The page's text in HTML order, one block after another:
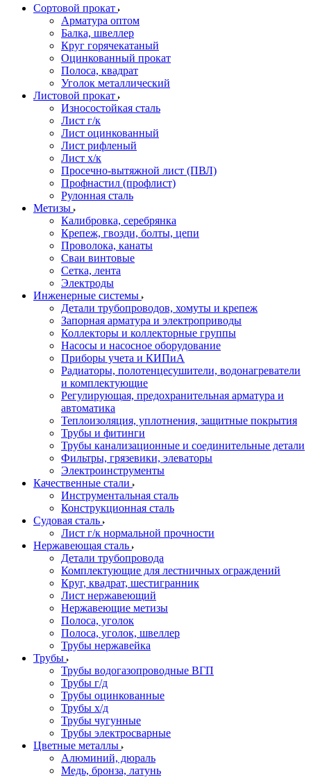
Сортовой прокат
Арматура оптом
Балка, швеллер
Круг горячекатаный
Оцинкованный прокат
Полоса, квадрат
Уголок металлический
Листовой прокат
Износостойкая сталь
Лист г/к
Лист оцинкованный
Лист рифленый
Лист х/к
Просечно-вытяжной лист (ПВЛ)
Профнастил (профлист)
Рулонная сталь
Метизы
Калибровка, серебрянка
Крепеж, гвозди, болты, цепи
Проволока, канаты
Сваи винтовые
Сетка, лента
Электроды
Инженерные системы
Детали трубопроводов, хомуты и крепеж
Запорная арматура и электроприводы
Коллекторы и коллекторные группы
Насосы и насосное оборудование
Приборы учета и КИПиА
Радиаторы, полотенцесушители, водонагреватели
и комплектующие
Регулирующая, предохранительная арматура и
автоматика
Теплоизоляция, уплотнения, защитные покрытия
Трубы и фитинги
Трубы канализационные и соединительные детали
Фильтры, грязевики, элеваторы
Электроинструменты
Качественные стали
Инструментальная сталь
Конструкционная сталь
Судовая сталь
Лист г/к нормальной прочности
Нержавеющая сталь
Детали трубопровода
Комплектующие для лестничных ограждений
Круг, квадрат, шестигранник
Лист нержавеющий
Нержавеющие метизы
Полоса, уголок
Полоса, уголок, швеллер
Трубы нержавейка
Трубы
Трубы водогазопроводные ВГП
Трубы г/д
Трубы оцинкованные
Трубы х/д
Трубы чугунные
Трубы электросварные
Цветные металлы
Алюминий, дюраль
Медь, бронза, латунь